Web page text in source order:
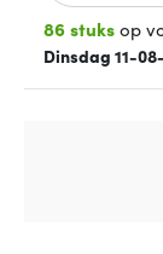
86 stuksop
Dinsdag 11-